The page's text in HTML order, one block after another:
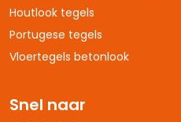
Houtlook tegels
Portugese tegels
Vloertegels betonlook
Snel naar